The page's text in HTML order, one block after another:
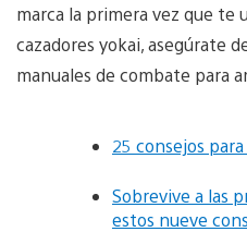
marca la primera vez que te
cazadores yokai, asegúrate
manuales de combate para
25 consejos
Sobrevive a las
estos nueve